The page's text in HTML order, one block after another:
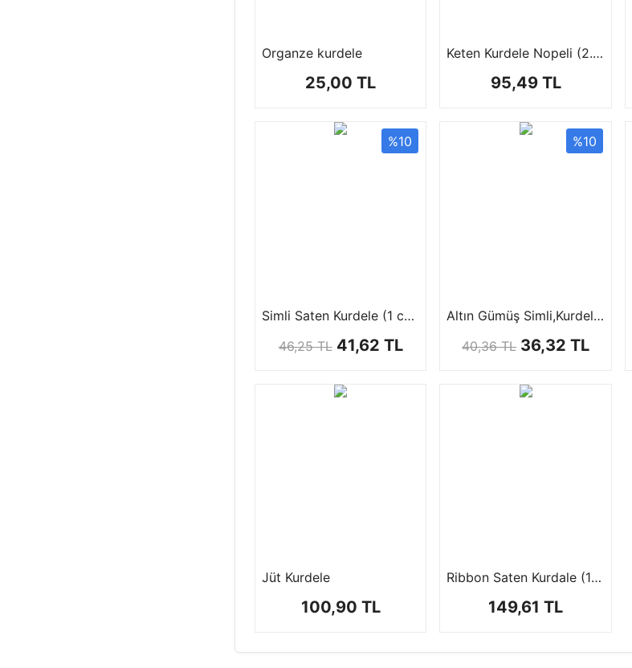
Organze kurdele
25,00 TL
Keten Kurdele Nopeli (2.5cm-20 mt)
95,49 TL
%10
Simli Saten Kurdele (1 cm / 10 mt )
46,25 TL 41,62 TL
%10
Altın Gümüş Simli,Kurdele (25 yards/22.5 mt)
40,36 TL 36,32 TL
Jüt Kurdele
100,90 TL
Ribbon Saten Kurdale (10 mt )
149,61 TL